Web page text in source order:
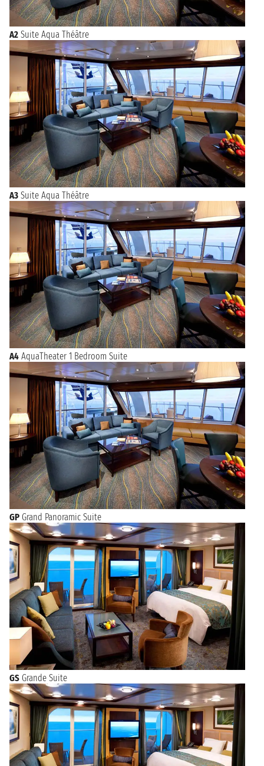
A2 Suite Aqua Théâtre
A3 Suite Aqua Théâtre
A4 AquaTheater 1 Bedroom Suite
GP Grand Panoramic Suite
GS Grande Suite